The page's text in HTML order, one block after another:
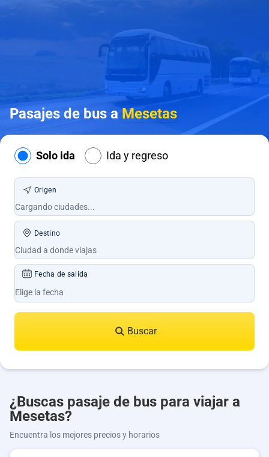
Pasajes de bus aMesetas
Solo ida Ida y regreso
Origen
Destino
Fecha de salida
Buscar
¿Buscas pasaje de bus para viajar a
Mesetas?
Encuentra los mejores precios y horarios